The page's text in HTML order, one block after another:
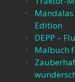
Mandalas
Edition
DEPP –
Malbuch